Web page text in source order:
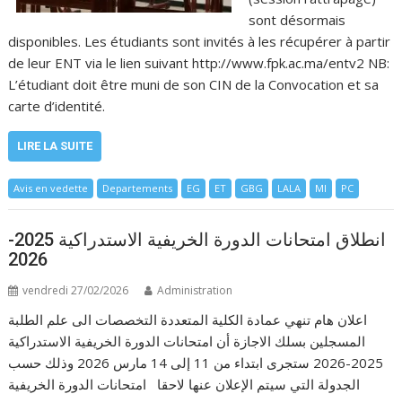
sont désormais
disponibles. Les étudiants sont invités à les récupérer à partir
de leur ENT via le lien suivant http://www.fpk.ac.ma/entv2 NB:
L’étudiant doit être muni de son CIN de la Convocation et sa
carte d’identité.
LIRE LA SUITE
Avis en vedette Departements EG ET GBG LALA MI PC
انطلاق امتحانات الدورة الخريفية الاستدراكية 2025-
2026
vendredi 27/02/2026 Administration
اعلان هام تنهي عمادة الكلية المتعددة التخصصات الى علم الطلبة
المسجلين بسلك الاجازة أن امتحانات الدورة الخريفية الاستدراكية
2025-2026 ستجرى ابتداء من 11 إلى 14 مارس 2026 وذلك حسب
الجدولة التي سيتم الإعلان عنها لاحقا امتحانات الدورة الخريفية